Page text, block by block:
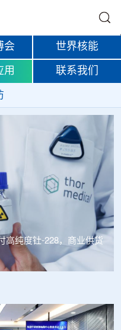
会 世界核能
用 联系我们
高纯度钍-228，商业供货